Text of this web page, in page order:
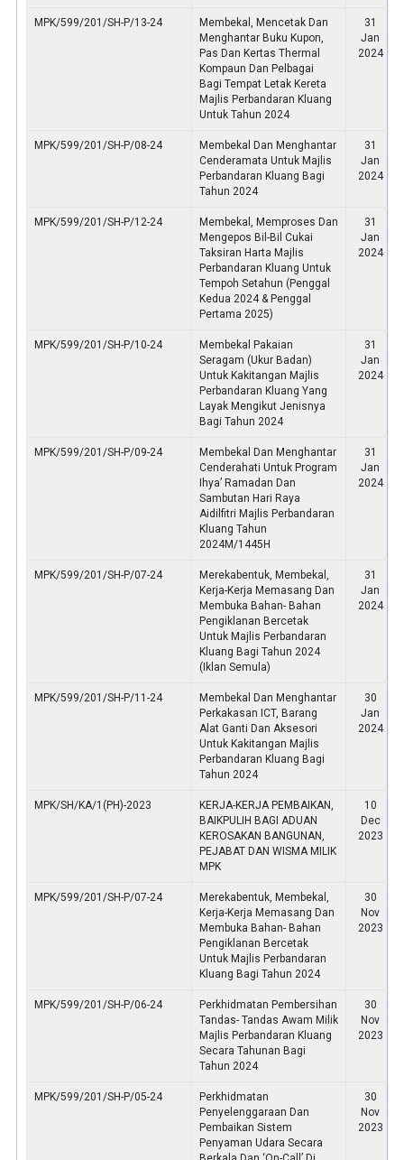
MPK/599/201/SH-P/13-24
Membekal, Mencetak Dan
Menghantar Buku Kupon,
Pas Dan Kertas Thermal
Kompaun Dan Pelbagai
Bagi Tempat Letak Kereta
Majlis Perbandaran Kluang
Untuk Tahun 2024
31
Jan
2024
MPK/599/201/SH-P/08-24
Membekal Dan Menghantar
Cenderamata Untuk Majlis
Perbandaran Kluang Bagi
Tahun 2024
31
Jan
2024
MPK/599/201/SH-P/12-24
Membekal, Memproses Dan
Mengepos Bil-Bil Cukai
Taksiran Harta Majlis
Perbandaran Kluang Untuk
Tempoh Setahun (Penggal
Kedua 2024 & Penggal
Pertama 2025)
31
Jan
2024
MPK/599/201/SH-P/10-24
Membekal Pakaian
Seragam (Ukur Badan)
Untuk Kakitangan Majlis
Perbandaran Kluang Yang
Layak Mengikut Jenisnya
Bagi Tahun 2024
31
Jan
2024
MPK/599/201/SH-P/09-24
Membekal Dan Menghantar
Cenderahati Untuk Program
Ihya’ Ramadan Dan
Sambutan Hari Raya
Aidilfitri Majlis Perbandaran
Kluang Tahun
2024M/1445H
31
Jan
2024
MPK/599/201/SH-P/07-24
Merekabentuk, Membekal,
Kerja-Kerja Memasang Dan
Membuka Bahan- Bahan
Pengiklanan Bercetak
Untuk Majlis Perbandaran
Kluang Bagi Tahun 2024
(Iklan Semula)
31
Jan
2024
MPK/599/201/SH-P/11-24
Membekal Dan Menghantar
Perkakasan ICT, Barang
Alat Ganti Dan Aksesori
Untuk Kakitangan Majlis
Perbandaran Kluang Bagi
Tahun 2024
30
Jan
2024
MPK/SH/KA/1(PH)-2023
KERJA-KERJA PEMBAIKAN,
BAIKPULIH BAGI ADUAN
KEROSAKAN BANGUNAN,
PEJABAT DAN WISMA MILIK
MPK
10
Dec
2023
MPK/599/201/SH-P/07-24
Merekabentuk, Membekal,
Kerja-Kerja Memasang Dan
Membuka Bahan- Bahan
Pengiklanan Bercetak
Untuk Majlis Perbandaran
Kluang Bagi Tahun 2024
30
Nov
2023
MPK/599/201/SH-P/06-24
Perkhidmatan Pembersihan
Tandas- Tandas Awam Milik
Majlis Perbandaran Kluang
Secara Tahunan Bagi
Tahun 2024
30
Nov
2023
MPK/599/201/SH-P/05-24
Perkhidmatan
Penyelenggaraan Dan
Pembaikan Sistem
Penyaman Udara Secara
30
Nov
2023